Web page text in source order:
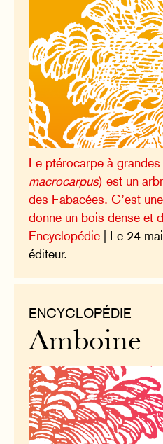
Le ptérocarpe à
macrocarpus) est un
des Fabacées. C’est
donne un bois dense et
Encyclopédie | Le 24
éditeur.
ENCYCLOPÉDIE
Amboine